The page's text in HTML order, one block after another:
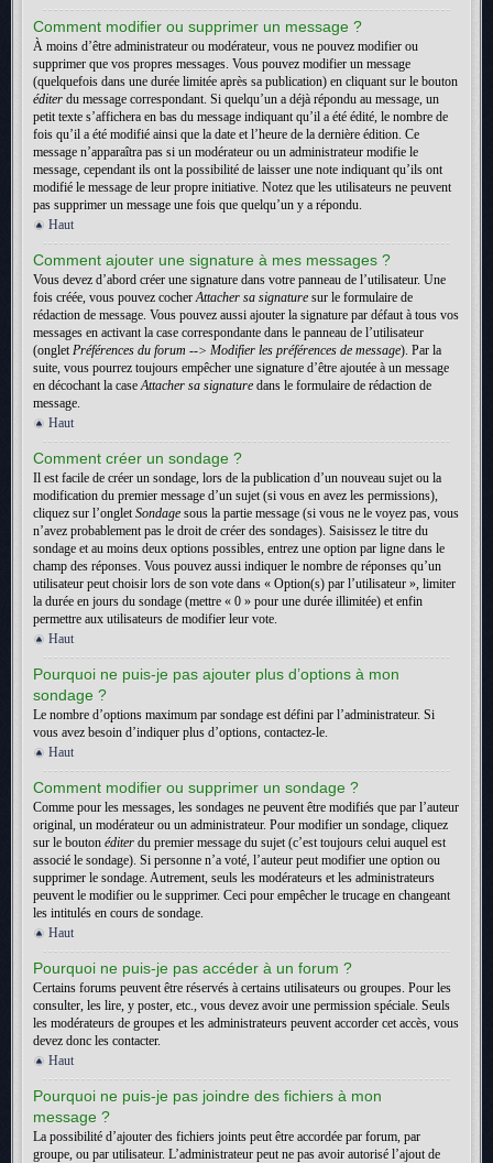
Comment modifier ou supprimer un message ?
À moins d’être administrateur ou modérateur, vous ne pouvez modifier ou
supprimer que vos propres messages. Vous pouvez modifier un message
(quelquefois dans une durée limitée après sa publication) en cliquant sur le bouton
éditer du message correspondant. Si quelqu’un a déjà répondu au message, un
petit texte s’affichera en bas du message indiquant qu’il a été édité, le nombre de
fois qu’il a été modifié ainsi que la date et l’heure de la dernière édition. Ce
message n’apparaîtra pas si un modérateur ou un administrateur modifie le
message, cependant ils ont la possibilité de laisser une note indiquant qu’ils ont
modifié le message de leur propre initiative. Notez que les utilisateurs ne peuvent
pas supprimer un message une fois que quelqu’un y a répondu.
Haut
Comment ajouter une signature à mes messages ?
Vous devez d’abord créer une signature dans votre panneau de l’utilisateur. Une
fois créée, vous pouvez cocherAttacher sa signature sur le formulaire de
rédaction de message. Vous pouvez aussi ajouter la signature par défaut à tous vos
messages en activant la case correspondante dans le panneau de l’utilisateur
(ongletPréférences du forum --> Modifier les préférences de message). Par la
suite, vous pourrez toujours empêcher une signature d’être ajoutée à un message
en décochant la caseAttacher sa signature dans le formulaire de rédaction de
message.
Haut
Comment créer un sondage ?
Il est facile de créer un sondage, lors de la publication d’un nouveau sujet ou la
modification du premier message d’un sujet (si vous en avez les permissions),
cliquez sur l’ongletSondage sous la partie message (si vous ne le voyez pas, vous
n’avez probablement pas le droit de créer des sondages). Saisissez le titre du
sondage et au moins deux options possibles, entrez une option par ligne dans le
champ des réponses. Vous pouvez aussi indiquer le nombre de réponses qu’un
utilisateur peut choisir lors de son vote dans « Option(s) par l’utilisateur », limiter
la durée en jours du sondage (mettre « 0 » pour une durée illimitée) et enfin
permettre aux utilisateurs de modifier leur vote.
Haut
Pourquoi ne puis-je pas ajouter plus d’options à mon
sondage ?
Le nombre d’options maximum par sondage est défini par l’administrateur. Si
vous avez besoin d’indiquer plus d’options, contactez-le.
Haut
Comment modifier ou supprimer un sondage ?
Comme pour les messages, les sondages ne peuvent être modifiés que par l’auteur
original, un modérateur ou un administrateur. Pour modifier un sondage, cliquez
sur le bouton éditer du premier message du sujet (c’est toujours celui auquel est
associé le sondage). Si personne n’a voté, l’auteur peut modifier une option ou
supprimer le sondage. Autrement, seuls les modérateurs et les administrateurs
peuvent le modifier ou le supprimer. Ceci pour empêcher le trucage en changeant
les intitulés en cours de sondage.
Haut
Pourquoi ne puis-je pas accéder à un forum ?
Certains forums peuvent être réservés à certains utilisateurs ou groupes. Pour les
consulter, les lire, y poster, etc., vous devez avoir une permission spéciale. Seuls
les modérateurs de groupes et les administrateurs peuvent accorder cet accès, vous
devez donc les contacter.
Haut
Pourquoi ne puis-je pas joindre des fichiers à mon
message ?
La possibilité d’ajouter des fichiers joints peut être accordée par forum, par
groupe, ou par utilisateur. L’administrateur peut ne pas avoir autorisé l’ajout de